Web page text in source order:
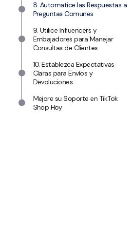
8. Automatice las Respuestas a
Preguntas Comunes
9. Utilice Influencers y
Embajadores para Manejar
Consultas de Clientes
10. Establezca Expectativas
Claras para Envíos y
Devoluciones
Mejore su Soporte en TikTok
Shop Hoy